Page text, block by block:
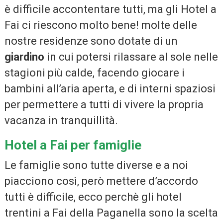
è difficile accontentare tutti, ma gli Hotel a
Fai ci riescono molto bene! molte delle
nostre residenze sono dotate di un
giardino in cui potersi rilassare al sole nelle
stagioni più calde, facendo giocare i
bambini all’aria aperta, e di interni spaziosi
per permettere a tutti di vivere la propria
vacanza in tranquillità.
Hotel a Fai per famiglie
Le famiglie sono tutte diverse e a noi
piacciono così, però mettere d’accordo
tutti è difficile, ecco perchè gli hotel
trentini a Fai della Paganella sono la scelta